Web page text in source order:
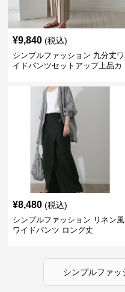
¥9,840 (税込)
シンプルファッション 九分丈ワ
イドパンツセットアップ上品カ
¥8,480 (税込)
シンプルファッション リネン風
ワイドパンツ ロング丈
シンプルファッ